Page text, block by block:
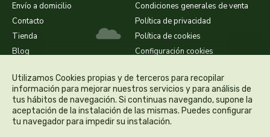
Utilizamos Cookies propias y de terceros para recopilar
información para mejorar nuestros servicios y para análisis de
tus hábitos de navegación. Si continuas navegando, supone la
aceptación de la instalación de las mismas. Puedes configurar
tu navegador para impedir su instalación.
Envío a domicilio
Contacto
Tienda
Blog
Condiciones generales de venta
Política de privacidad
Política de cookies
Configuración cookies
derbos
designs for health